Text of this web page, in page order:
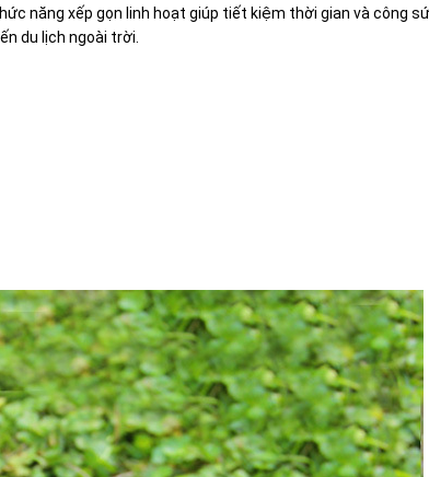
năng xếp gọn linh hoạt giúp tiết kiệm thời gian và công
du lịch ngoài trời.